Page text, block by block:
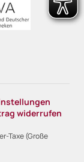
widerrufen
Taxe (Große